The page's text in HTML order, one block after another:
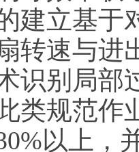
建立基于
转速与进
识别局部
类规范作
以上，